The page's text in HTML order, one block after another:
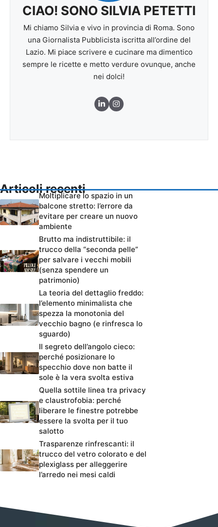
CIAO! SONO SILVIA PETETTI
Mi chiamo Silvia e vivo in provincia di Roma. Sono
una Giornalista Pubblicista iscritta all’ordine del
Lazio. Mi piace scrivere e cucinare ma dimentico
sempre le ricette e metto verdure ovunque, anche
nei dolci!
Articoli recenti
Moltiplicare lo spazio in un
balcone stretto: l’errore da
evitare per creare un nuovo
ambiente
Brutto ma indistruttibile: il
trucco della “seconda pelle”
per salvare i vecchi mobili
(senza spendere un
patrimonio)
La teoria del dettaglio freddo:
l’elemento minimalista che
spezza la monotonia del
vecchio bagno (e rinfresca lo
sguardo)
Il segreto dell’angolo cieco:
perché posizionare lo
specchio dove non batte il
sole è la vera svolta estiva
Quella sottile linea tra privacy
e claustrofobia: perché
liberare le finestre potrebbe
essere la svolta per il tuo
salotto
Trasparenze rinfrescanti: il
trucco del vetro colorato e del
plexiglass per alleggerire
l’arredo nei mesi caldi